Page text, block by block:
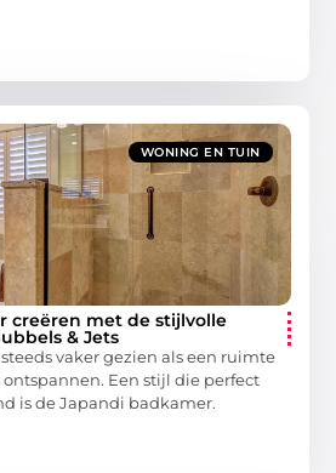
WONING EN TUIN
creëren met de stijlvolle
& Jets
vaker gezien als een ruimte
Een stijl die perfect
is de Japandi badkamer.